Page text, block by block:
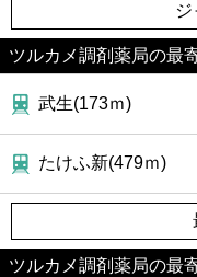
ツルカメ調剤薬局の最
武生(173ｍ)
たけふ新(479ｍ)
ツルカメ調剤薬局の最